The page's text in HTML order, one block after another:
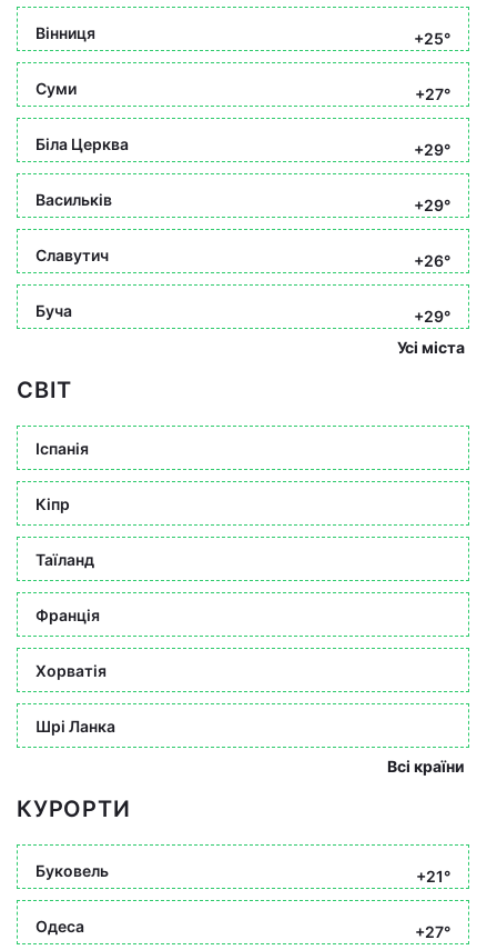
Вінниця +25°
Суми +27°
Біла Церква +29°
Васильків +29°
Славутич +26°
Буча
+29°
Усі міста
СВІТ
Іспанія
Кіпр
Таїланд
Франція
Хорватія
Шрі Ланка
Всі країни
КУРОРТИ
Буковель +21°
Одеса +27°